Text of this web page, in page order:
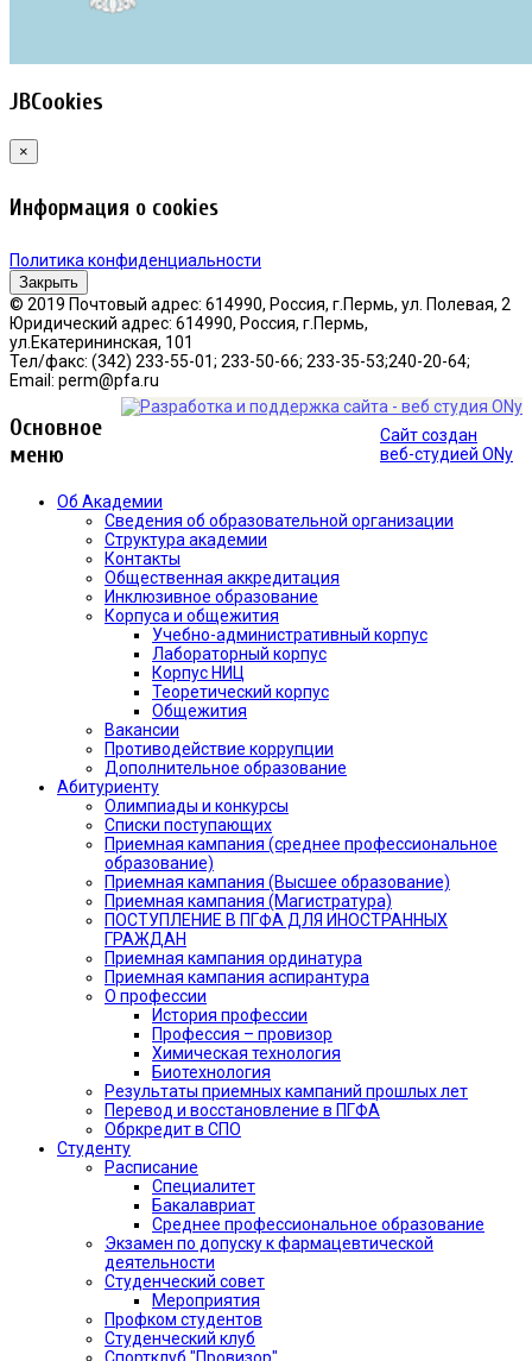
JBCookies
×
Информация о cookies
Политика конфиденциальности
Закрыть
© 2019 Почтовый адрес: 614990, Россия, г.Пермь, ул. Полевая, 2
Юридический адрес: 614990, Россия, г.Пермь,
ул.Екатерининская, 101
Тел/факс: (342) 233-55-01; 233-50-66; 233-35-53;240-20-64;
Email: perm@pfa.ru
Сайт создан
веб-студией ONy
Основное
меню
Об Академии
Сведения об образовательной организации
Структура академии
Контакты
Общественная аккредитация
Инклюзивное образование
Корпуса и общежития
Учебно-административный корпус
Лабораторный корпус
Корпус НИЦ
Теоретический корпус
Общежития
Вакансии
Противодействие коррупции
Дополнительное образование
Абитуриенту
Олимпиады и конкурсы
Списки поступающих
Приемная кампания (среднее профессиональное
образование)
Приемная кампания (Высшее образование)
Приемная кампания (Магистратура)
ПОСТУПЛЕНИЕ В ПГФА ДЛЯ ИНОСТРАННЫХ
ГРАЖДАН
Приемная кампания ординатура
Приемная кампания аспирантура
О профессии
История профессии
Профессия – провизор
Химическая технология
Биотехнология
Результаты приемных кампаний прошлых лет
Перевод и восстановление в ПГФА
Обркредит в СПО
Студенту
Расписание
Специалитет
Бакалавриат
Среднее профессиональное образование
Экзамен по допуску к фармацевтической
деятельности
Студенческий совет
Мероприятия
Профком студентов
Студенческий клуб